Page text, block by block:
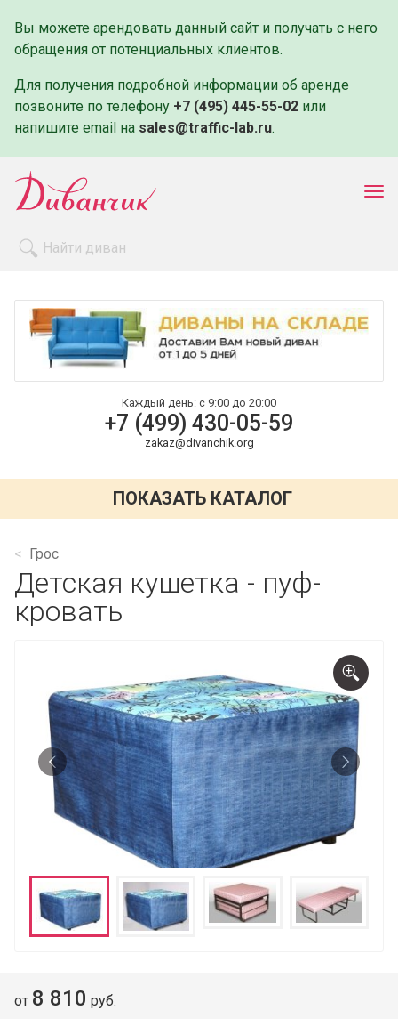
Вы можете арендовать данный сайт и получать с него
обращения от потенциальных клиентов.
Для получения подробной информации об аренде
позвоните по телефону +7 (495) 445-55-02 или
напишите email на sales@traffic-lab.ru.
Оплата и доставка
Контакты
Каждый день: с 9:00 до 20:00
+7 (499) 430-05-59
zakaz@divanchik.org
ПОКАЗАТЬ КАТАЛОГ
Грос
Детская кушетка - пуф-
кровать
от 8 810 руб.